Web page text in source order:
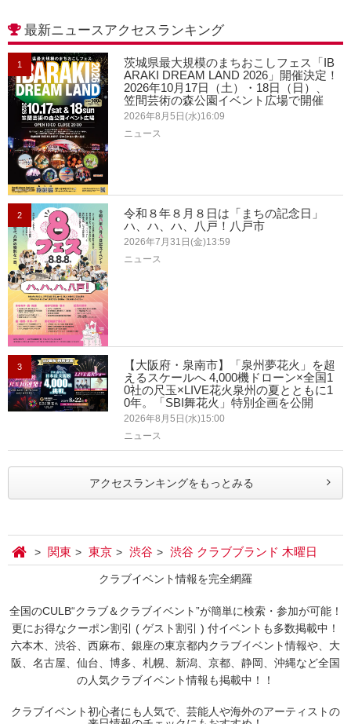
最新ニュースアクセスランキング
1
茨城県最大規模のまちおこしフェス「IB
ARAKI DREAM LAND 2026」開催決定！
2026年10月17日（土）・18日（日）、
笠間芸術の森公園イベント広場で開催
2026年8月5日(水)16:09
ニュース
2
令和８年８月８日は「まちの記念日」
ハ、ハ、ハ、八戸！八戸市
2026年7月31日(金)13:59
ニュース
3
【大阪府・泉南市】「泉州夢花火」を超
えるスケールへ 4,000機ドローン×全国1
0社の尺玉×LIVE花火泉州の夏とともに1
0年。「SBI舞花火」特別企画を公開
2026年8月5日(水)15:00
ニュース
アクセスランキングをもっとみる
関東 東京 渋谷 渋谷 クラブブランド 木曜日
クラブイベント情報を完全網羅
全国のCULB“クラブ＆クラブイベント”が簡単に検索・参加が可能！
更にお得なクーポン割引 ( ゲスト割引 ) 付イベントも多数掲載中！
六本木、渋谷、西麻布、銀座の東京都内クラブイベント情報や、大
阪、名古屋、仙台、博多、札幌、新潟、京都、静岡、沖縄など全国
の人気クラブイベント情報も掲載中！！
クラブイベント初心者にも人気で、芸能人や海外のアーティストの